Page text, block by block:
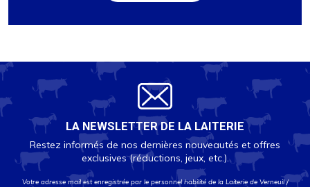
INGRÉDIENTS
Lait pasteurisé de chèvre (96,8%)
Ferments (3%)
Présure (0,02%)
VALEURS NUTRITIONNELLES MOYENNES
LA NEWSLETTER DE LA LAITERIE
Restez informés de nos dernières nouveautés et offres
exclusives (réductions, jeux, etc.).
Votre adresse mail est enregistrée par le personnel habilité de la Laiterie de Verneuil /